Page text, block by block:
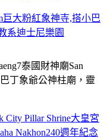
巨大粉紅象神寺,搭小巴
系迪士尼樂園
泰國財神廟San
巴丁象爺公神柱廟，靈
City Pillar Shrine大皇宮
Nakhon240週年紀念